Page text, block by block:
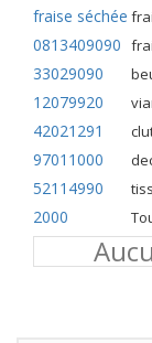
fraise séchée
0813409090
33029090
12079920
42021291
97011000
52114990
2000